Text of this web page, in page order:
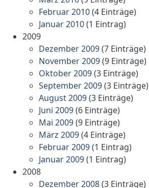
Februar 2010(4 Einträge)
Januar 2010(1 Eintrag)
2009
Dezember 2009(7 Einträge)
November 2009(9 Einträge)
Oktober 2009(3 Einträge)
September 2009(3 Einträge)
August 2009(3 Einträge)
Juni 2009(6 Einträge)
Mai 2009(9 Einträge)
März 2009(4 Einträge)
Februar 2009(1 Eintrag)
Januar 2009(1 Eintrag)
2008
Dezember 2008(3 Einträge)